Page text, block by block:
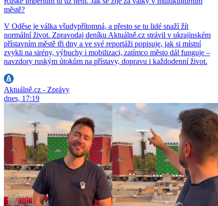
městě?
V Oděse je válka všudypřítomná, a přesto se tu lidé snaží žít
normální život. Zpravodaj deníku Aktuálně.cz strávil v ukrajinském
přístavním městě tři dny a ve své reportáži popisuje, jak si místní
zvykli na sirény, výbuchy i mobilizaci, zatímco město dál funguje –
navzdory ruským útokům na přístavy, dopravu i každodenní život.
Aktuálně.cz - Zprávy
dnes, 17:19